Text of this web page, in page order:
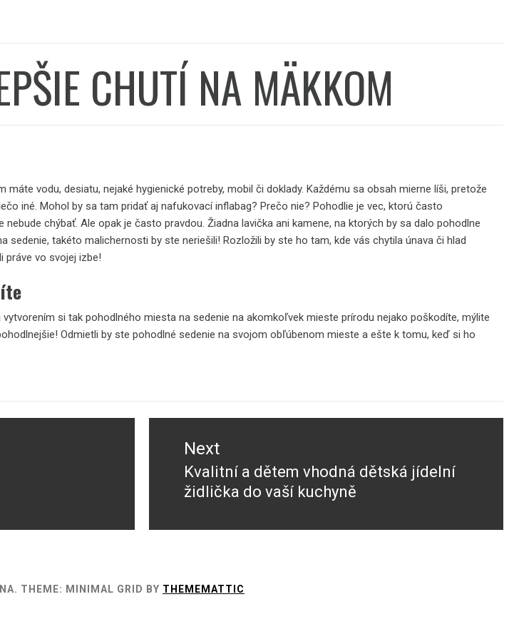
CHUTÍ NA MÄKKOM
vodu, desiatu, nejaké hygienické potreby, mobil či doklady. Každému sa obsah mierne líši, pretože
iné. Mohol by sa tam pridať aj nafukovacíinflabag? Prečo nie? Pohodlie je vec, ktorú často
chýbať. Ale opak je často pravdou. Žiadna lavička ani kamene, na ktorých by sa dalo pohodlne
sedenie, takéto malichernosti by ste neriešili! Rozložili by ste ho tam, kde vás chytila únava či hlad
práve vo svojej izbe!
si tak pohodlného miesta na sedenie na akomkoľvek mieste prírodu nejako poškodíte, mýlite
Odmietli by ste pohodlné sedenie na svojom obľúbenom mieste a ešte k tomu, keď si ho
Next
Next
post:
Kvalitní a dětem vhodná dětská jídelní
židlička do vaší kuchyně
THEME: MINIMAL GRID BY THEMEMATTIC